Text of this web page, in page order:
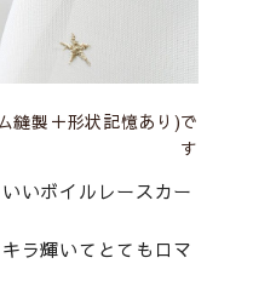
縫製＋形状記憶あり)で
す
いボイルレースカー
ラ輝いてとてもロマ